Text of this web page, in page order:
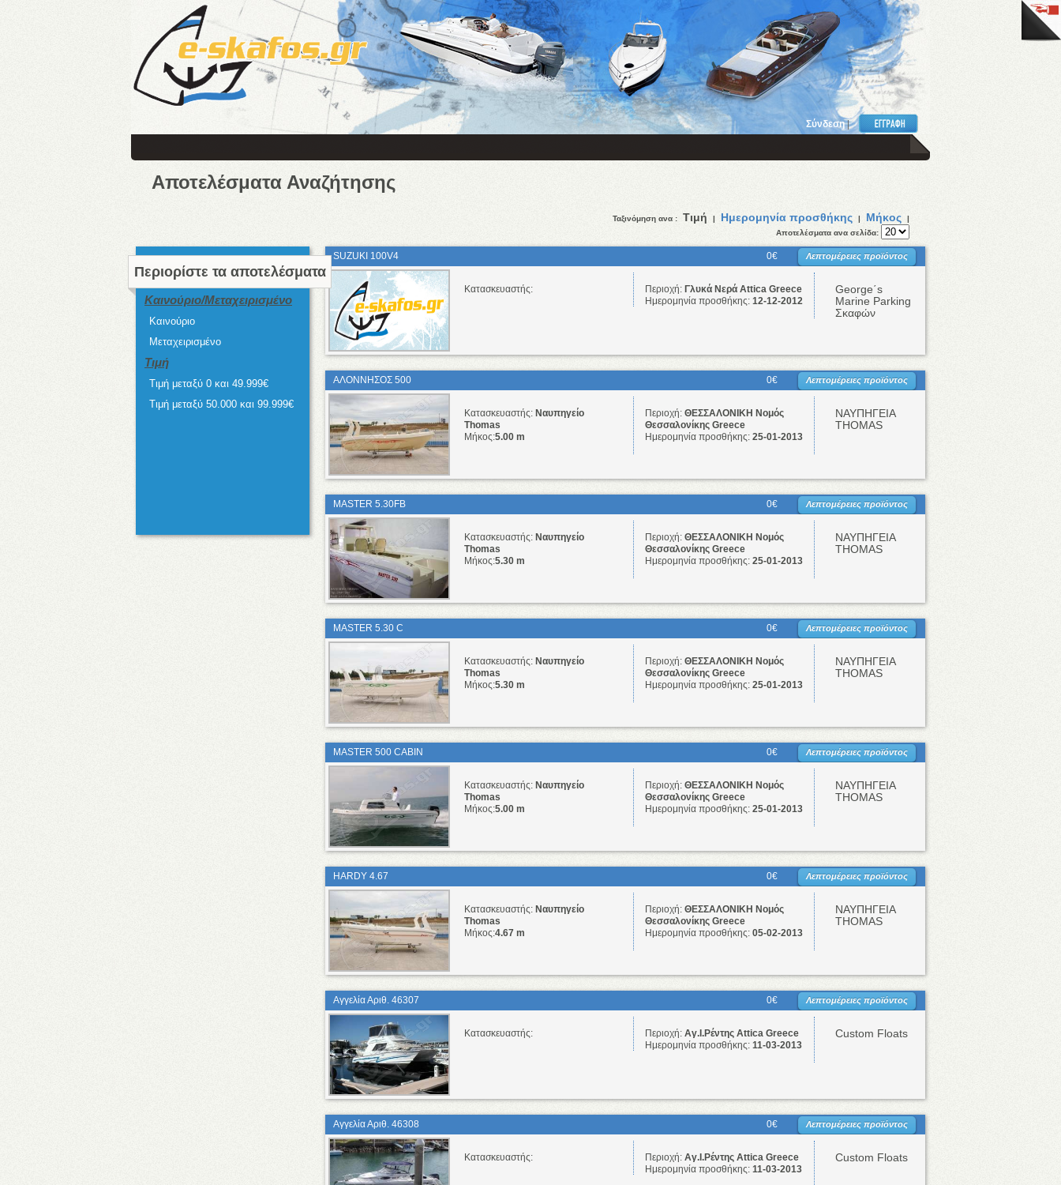
Σύνδεση|
Αποτελέσματα Αναζήτησης
Ταξινόμηση ανα : Τιμή | Ημερομηνία προσθήκης | Μήκος
|
Αποτελέσματα ανα σελίδα:
Περιορίστε τα αποτελέσματα
Καινούριο/Μεταχειρισμένο
Καινούριο
Μεταχειρισμένο
Τιμή
Τιμή μεταξύ 0 και 49.999€
Τιμή μεταξύ 50.000 και 99.999€
SUZUKI 100V4 0€ Λεπτομέρειες προϊόντος
Κατασκευαστής: Περιοχή: Γλυκά Νερά Attica Greece
Ημερομηνία προσθήκης: 12-12-2012
George΄s
Marine Parking
Σκαφών
ΑΛΟΝΝΗΣΟΣ 500 0€ Λεπτομέρειες προϊόντος
Κατασκευαστής: Ναυπηγείο
Thomas
Μήκος:5.00 m
Περιοχή: ΘΕΣΣΑΛΟΝΙΚΗ Νομός
Θεσσαλονίκης Greece
Ημερομηνία προσθήκης: 25-01-2013
ΝΑΥΠΗΓΕΙΑ
THOMAS
MASTER 5.30FB 0€ Λεπτομέρειες προϊόντος
Κατασκευαστής: Ναυπηγείο
Thomas
Μήκος:5.30 m
Περιοχή: ΘΕΣΣΑΛΟΝΙΚΗ Νομός
Θεσσαλονίκης Greece
Ημερομηνία προσθήκης: 25-01-2013
ΝΑΥΠΗΓΕΙΑ
THOMAS
MASTER 5.30 C 0€ Λεπτομέρειες προϊόντος
Κατασκευαστής: Ναυπηγείο
Thomas
Μήκος:5.30 m
Περιοχή: ΘΕΣΣΑΛΟΝΙΚΗ Νομός
Θεσσαλονίκης Greece
Ημερομηνία προσθήκης: 25-01-2013
ΝΑΥΠΗΓΕΙΑ
THOMAS
MASTER 500 CABIN 0€ Λεπτομέρειες προϊόντος
Κατασκευαστής: Ναυπηγείο
Thomas
Μήκος:5.00 m
Περιοχή: ΘΕΣΣΑΛΟΝΙΚΗ Νομός
Θεσσαλονίκης Greece
Ημερομηνία προσθήκης: 25-01-2013
ΝΑΥΠΗΓΕΙΑ
THOMAS
HARDY 4.67 0€ Λεπτομέρειες προϊόντος
Κατασκευαστής: Ναυπηγείο
Thomas
Μήκος:4.67 m
Περιοχή: ΘΕΣΣΑΛΟΝΙΚΗ Νομός
Θεσσαλονίκης Greece
Ημερομηνία προσθήκης: 05-02-2013
ΝΑΥΠΗΓΕΙΑ
THOMAS
Αγγελία Αριθ. 46307 0€ Λεπτομέρειες προϊόντος
Κατασκευαστής: Περιοχή: Αγ.Ι.Ρέντης Attica Greece
Ημερομηνία προσθήκης: 11-03-2013
Custom Floats
Αγγελία Αριθ. 46308 0€ Λεπτομέρειες προϊόντος
Κατασκευαστής: Περιοχή: Αγ.Ι.Ρέντης Attica Greece
Ημερομηνία προσθήκης: 11-03-2013
Custom Floats